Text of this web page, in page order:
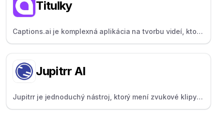
Titulky
Captions.ai je komplexná aplikácia na tvorbu videí, ktorá
tvorcom pomáha rýchlo napísať scenár, natočiť a
Jupitrr AI
Jupitrr je jednoduchý nástroj, ktorý mení zvukové klipy
na zdieľateľné videá s titulkami pre sociálne médiá.